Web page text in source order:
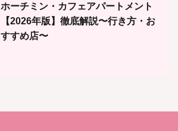
ホーチミン・カフェアパートメント
【2026年版】徹底解説〜行き方・お
すすめ店〜